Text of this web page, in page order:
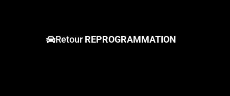
RetourREPROGRAMMATION